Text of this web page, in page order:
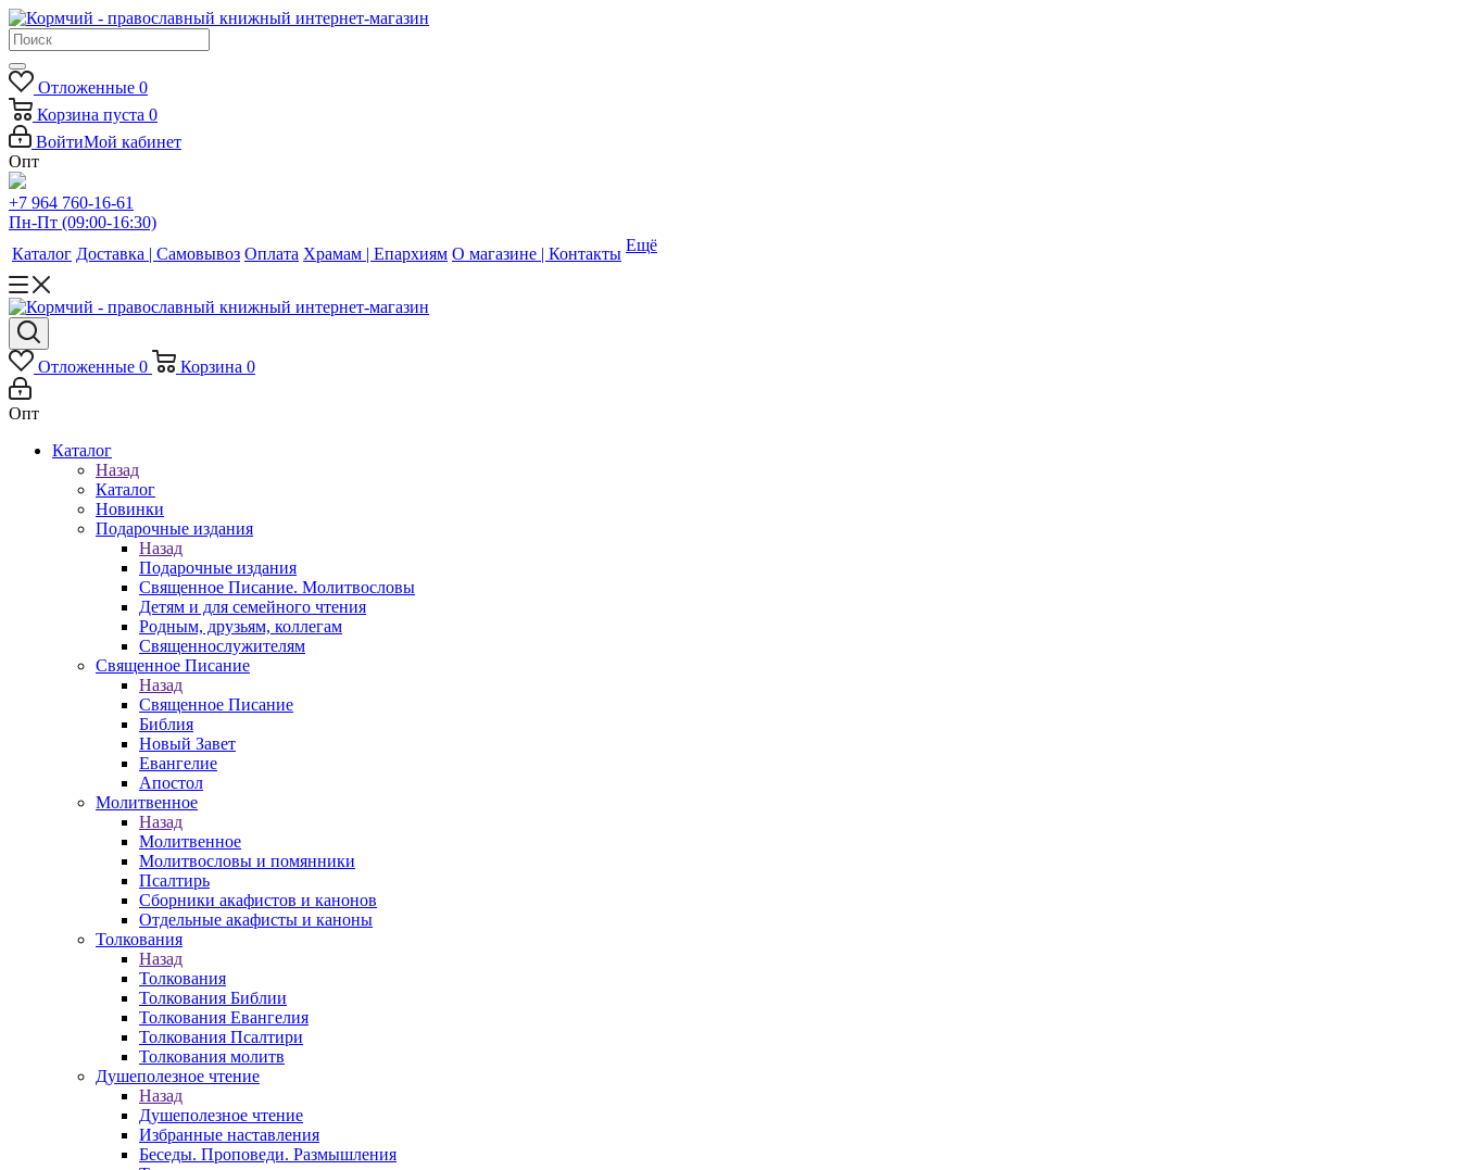
Отложенные 0
Корзина пуста 0
ВойтиМой кабинет
Опт
+7 964 760-16-61
Пн-Пт (09:00-16:30)
Каталог Доставка | Самовывоз Оплата Храмам | Епархиям О магазине | Контакты Ещё
Отложенные 0 Корзина 0
Опт
Каталог
Назад
Каталог
Новинки
Подарочные издания
Назад
Подарочные издания
Священное Писание. Молитвословы
Детям и для семейного чтения
Родным, друзьям, коллегам
Священнослужителям
Священное Писание
Назад
Священное Писание
Библия
Новый Завет
Евангелие
Апостол
Молитвенное
Назад
Молитвенное
Молитвословы и помянники
Псалтирь
Сборники акафистов и канонов
Отдельные акафисты и каноны
Толкования
Назад
Толкования
Толкования Библии
Толкования Евангелия
Толкования Псалтири
Толкования молитв
Душеполезное чтение
Назад
Душеполезное чтение
Избранные наставления
Беседы. Проповеди. Размышления